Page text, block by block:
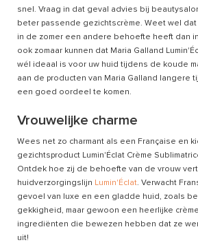
snel. Vraag in dat geval advies bij
beter passende gezichtscrème. Weet wel
in de zomer een andere behoefte heeft dan
ook zomaar kunnen dat Maria Galland
wél ideaal is voor uw huid tijdens de koude
aan de producten van Maria Galland langere
een goed oordeel te komen.
Vrouwelijke charme
Wees net zo charmant als een Française en
gezichtsproduct Lumin'Éclat Crème
Ontdek hoe zij de behoefte van de vrouw
huidverzorgingslijn Lumin'Éclat. Verwacht
gevoel van luxe en een gladde huid, zoals
gekkigheid, maar gewoon een heerlijke
ingrediënten die bewezen hebben dat ze
uit!